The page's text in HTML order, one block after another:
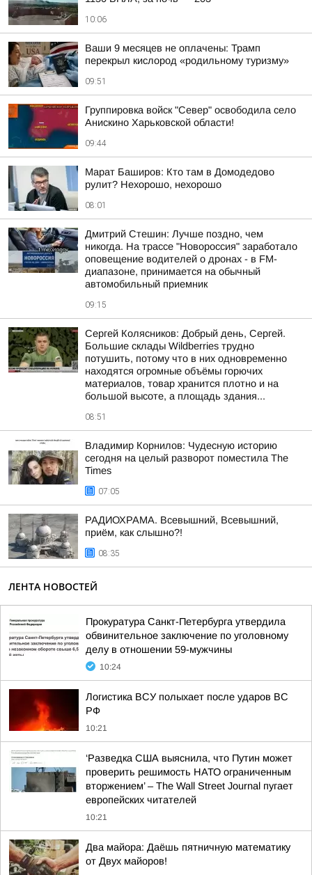
10:06
Ваши 9 месяцев не оплачены: Трамп
перекрыл кислород «родильному туризму»
09:51
Группировка войск "Север" освободила село
Анискино Харьковской области!
09:44
Марат Баширов: Кто там в Домодедово
рулит? Нехорошо, нехорошо
08:01
Дмитрий Стешин: Лучше поздно, чем
никогда. На трассе "Новороссия" заработало
оповещение водителей о дронах - в FM-
диапазоне, принимается на обычный
автомобильный приемник
09:15
Сергей Колясников: Добрый день, Сергей.
Большие склады Wildberries трудно
потушить, потому что в них одновременно
находятся огромные объёмы горючих
материалов, товар хранится плотно и на
большой высоте, а площадь здания...
08:51
Владимир Корнилов: Чудесную историю
сегодня на целый разворот поместила The
Times
07:05
РАДИОХРАМА. Всевышний, Всевышний,
приём, как слышно?!
08:35
ЛЕНТА НОВОСТЕЙ
Прокуратура Санкт-Петербурга утвердила
обвинительное заключение по уголовному
делу в отношении 59-мужчины
10:24
Логистика ВСУ полыхает после ударов ВС
РФ
10:21
‘Разведка США выяснила, что Путин может
проверить решимость НАТО ограниченным
вторжением’ – The Wall Street Journal пугает
европейских читателей
10:21
Два майора: Даёшь пятничную математику
от Двух майоров!